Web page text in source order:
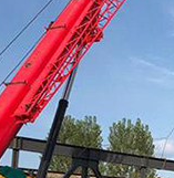
1